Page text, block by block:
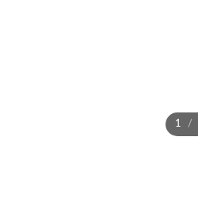
1 /